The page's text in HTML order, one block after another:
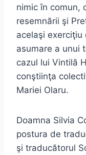
nimic în comun,
resemnării şi
acelaşi exerciţiu
asumare a unui
cazul lui Vintilă
conştiinţa
Mariei Olaru.
Doamna Silvia
postura de
şi traducătorul